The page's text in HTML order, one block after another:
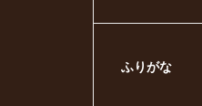
ふりがな